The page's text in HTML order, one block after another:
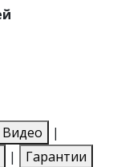
Видео
|
| Гарантии